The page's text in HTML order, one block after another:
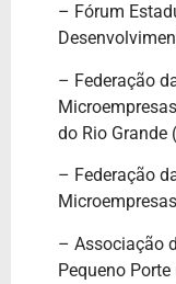
– Fórum
– Federação
do Rio Grande
– Federação
– Associação
Pequeno